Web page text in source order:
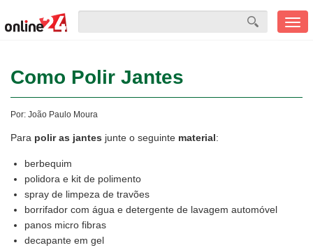
Como Polir Jantes
Por: João Paulo Moura
Para polir as jantes junte o seguinte material:
berbequim
polidora e kit de polimento
spray de limpeza de travões
borrifador com água e detergente de lavagem automóvel
panos micro fibras
decapante em gel